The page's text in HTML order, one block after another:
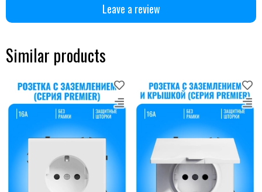
Leave a review
Similar products